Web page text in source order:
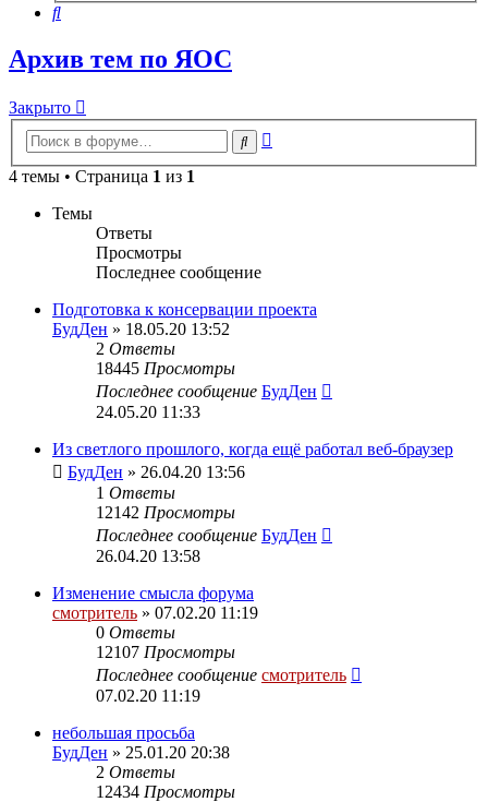
Поиск
Архив тем по ЯОС
Закрыто
Поиск
4 темы • Страница 1 из 1
Темы
Ответы
Просмотры
Последнее сообщение
Подготовка к консервации проекта
БудДен » 18.05.20 13:52
2 Ответы
18445 Просмотры
Последнее сообщение БудДен
24.05.20 11:33
Из светлого прошлого, когда ещё работал веб-браузер
БудДен » 26.04.20 13:56
1 Ответы
12142 Просмотры
Последнее сообщение БудДен
26.04.20 13:58
Изменение смысла форума
смотритель » 07.02.20 11:19
0 Ответы
12107 Просмотры
Последнее сообщение смотритель
07.02.20 11:19
небольшая просьба
БудДен » 25.01.20 20:38
2 Ответы
12434 Просмотры